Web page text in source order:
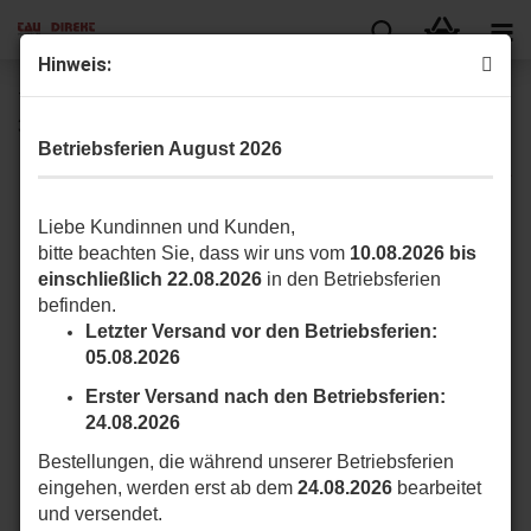
Hin­weis:
Betriebsferien August 2026
Liebe Kundinnen und Kunden,
bitte beachten Sie, dass wir uns vom 10.08.2026 bis
einschließlich 22.08.2026 in den Betriebsferien
befinden.
Letzter Versand vor den Betriebsferien:
05.08.2026
Erster Versand nach den Betriebsferien:
24.08.2026
Bestellungen, die während unserer Betriebsferien
eingehen, werden erst ab dem 24.08.2026 bearbeitet
und versendet.
TAU 650ARM225BI 18 V Te­le­skop­an­trieb für Tor­flü­gel bis
3m